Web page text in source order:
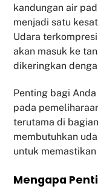
kandungan air
menjadi satu
Udara
akan masuk ke
dikeringkan
Penting bagi
pada
terutama di
membutuhkan
untuk
Mengapa